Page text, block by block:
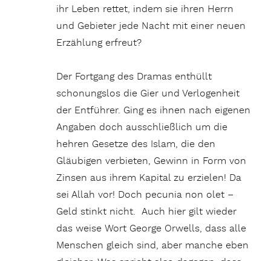
ihr Leben rettet, indem sie ihren Herrn
und Gebieter jede Nacht mit einer neuen
Erzählung erfreut?
Der Fortgang des Dramas enthüllt
schonungslos die Gier und Verlogenheit
der Entführer. Ging es ihnen nach eigenen
Angaben doch ausschließlich um die
hehren Gesetze des Islam, die den
Gläubigen verbieten, Gewinn in Form von
Zinsen aus ihrem Kapital zu erzielen! Da
sei Allah vor! Doch pecunia non olet –
Geld stinkt nicht. Auch hier gilt wieder
das weise Wort George Orwells, dass alle
Menschen gleich sind, aber manche eben